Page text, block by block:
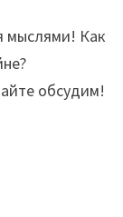
мыслями! Как
обсудим!